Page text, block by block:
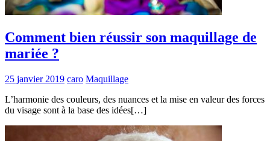
Comment bien réussir son maquillage de
mariée ?
25 janvier 2019 caro Maquillage
L’harmonie des couleurs, des nuances et la mise en valeur des forces
du visage sont à la base des idées[…]